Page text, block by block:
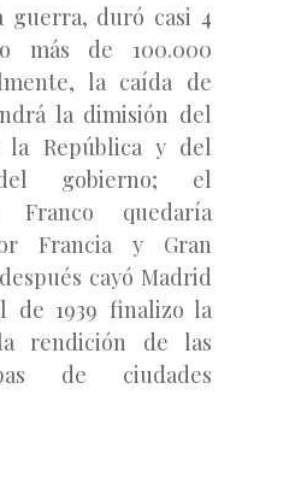
guerra, duró casi 4
más de 100.000
la caída de
la dimisión del
la República y del
gobierno; el
quedaría
Francia y Gran
cayó Madrid
de 1939 finalizo la
rendición de las
de ciudades